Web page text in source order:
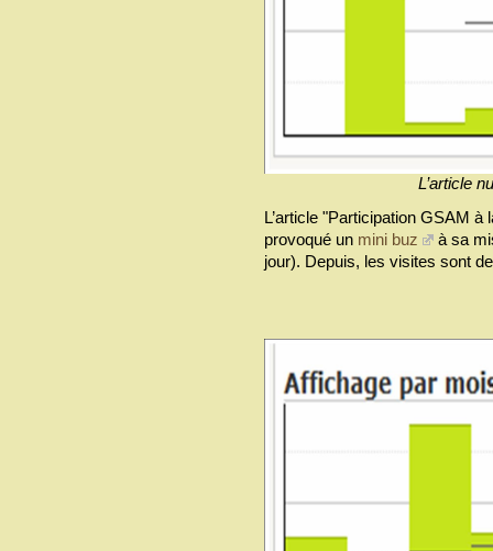
L’article
L’article "Participation GSAM
provoqué un mini buz
à sa
jour). Depuis, les visites sont